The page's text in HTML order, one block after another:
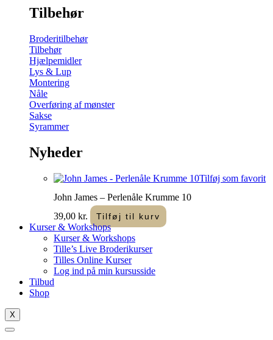
Tilbehør
Broderitilbehør
Tilbehør
Hjælpemidler
Lys & Lup
Montering
Nåle
Overføring af mønster
Sakse
Syrammer
Nyheder
Tilføj som favorit
John James – Perlenåle Krumme 10
39,00 kr. Tilføj til kurv
Kurser & Workshops
Kurser & Workshops
Tille’s Live Broderikurser
Tilles Online Kurser
Log ind på min kursusside
Tilbud
Shop
X